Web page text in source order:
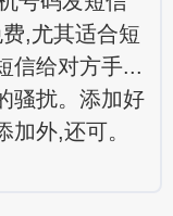
,尤其适合短
信给对方手...
骚扰。添加好
外,还可。